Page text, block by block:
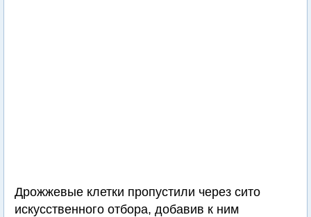
Дрожжевые клетки пропустили через сито
искусственного отбора, добавив к ним